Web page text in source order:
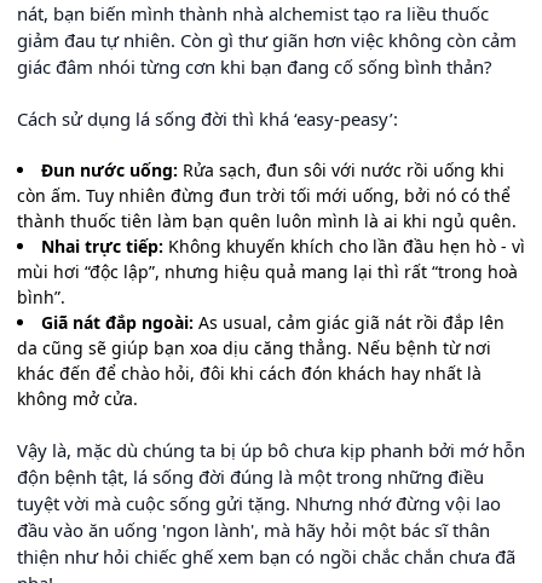
nát, bạn biến mình thành nhà alchemist tạo ra liều thuốc
giảm đau tự nhiên. Còn gì thư giãn hơn việc không còn cảm
giác đâm nhói từng cơn khi bạn đang cố sống bình thản?
Cách sử dụng lá sống đời thì khá ‘easy-peasy’:
Đun nước uống: Rửa sạch, đun sôi với nước rồi uống khi
còn ấm. Tuy nhiên đừng đun trời tối mới uống, bởi nó có thể
thành thuốc tiên làm bạn quên luôn mình là ai khi ngủ quên.
Nhai trực tiếp: Không khuyến khích cho lần đầu hẹn hò - vì
mùi hơi “độc lập”, nhưng hiệu quả mang lại thì rất “trong hoà
bình”.
Giã nát đắp ngoài: As usual, cảm giác giã nát rồi đắp lên
da cũng sẽ giúp bạn xoa dịu căng thẳng. Nếu bệnh từ nơi
khác đến để chào hỏi, đôi khi cách đón khách hay nhất là
không mở cửa.
Vậy là, mặc dù chúng ta bị úp bô chưa kịp phanh bởi mớ hỗn
độn bệnh tật, lá sống đời đúng là một trong những điều
tuyệt vời mà cuộc sống gửi tặng. Nhưng nhớ đừng vội lao
đầu vào ăn uống 'ngon lành', mà hãy hỏi một bác sĩ thân
thiện như hỏi chiếc ghế xem bạn có ngồi chắc chắn chưa đã